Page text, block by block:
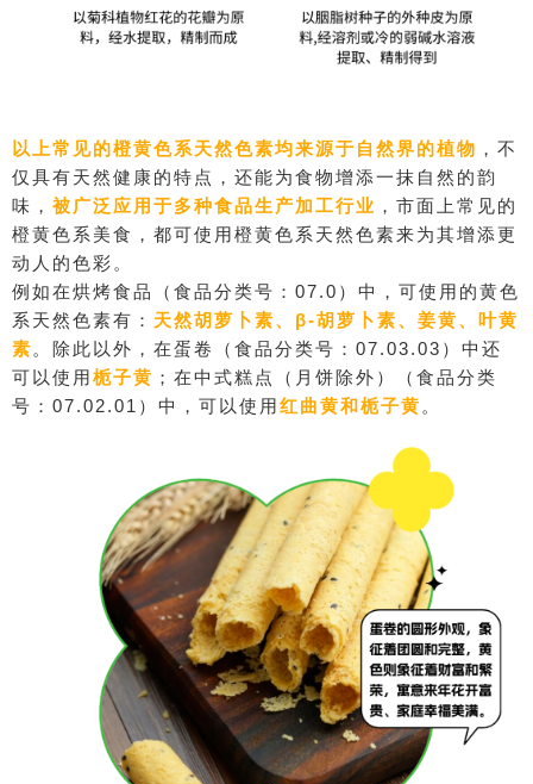
以上常见的橙黄色系天然色素均来源于自然界的植物 ，不
仅具有天然健康的特点，还能为食物增添一抹自然的韵
味， 被广泛应用于多种食品生产加工行业 ，市面上常见的
橙黄色系美食，都可使用橙黄色系天然色素来为其增添更
动人的色彩。
例如在烘烤食品（食品分类号：07.0）中，可使用的黄色
系天然色素有： 天然胡萝卜素、β-胡萝卜素、姜黄、叶黄
素 。除此以外，在蛋卷（食品分类号：07.03.03）中还
可以使用栀子黄 ；在中式糕点（月饼除外）（食品分类
号：07.02.01）中，可以使用红曲黄和栀子黄 。